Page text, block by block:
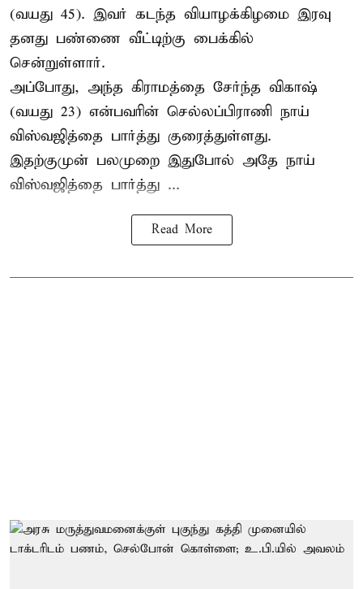
(வயது 45). இவர் கடந்த வியாழக்கிழமை இரவு
தனது பண்ணை வீட்டிற்கு பைக்கில்
சென்றுள்ளார்.
அப்போது, அந்த கிராமத்தை சேர்ந்த விகாஷ்
(வயது 23) என்பவரின் செல்லப்பிராணி நாய்
விஸ்வஜித்தை பார்த்து குரைத்துள்ளது.
இதற்குமுன் பலமுறை இதுபோல் அதே நாய்
விஸ்வஜித்தை பார்த்து ...
Read More